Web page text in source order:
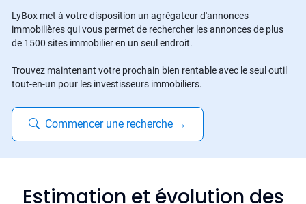
LyBox met à votre disposition un agrégateur d'annonces
immobilières qui vous permet de rechercher les annonces de plus
de 1500 sites immobilier en un seul endroit.
Trouvez maintenant votre prochain bien rentable avec le seul outil
tout-en-un pour les investisseurs immobiliers.
Commencer une recherche →
Estimation et évolution des